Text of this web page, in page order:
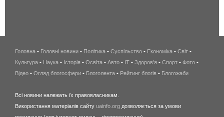
беспроводной
интернет
киев
wimax
Головна • Головні новини • Політика • Суспільство • Економіка • Світ •
Культура • Наука • Історія • Освіта • Авто • IT • Здоров'я • Спорт • Фото •
Відео • Огляд блогосфери • Блоголента • Рейтинг блогів • Блогожаби
Всі новини належать їх правовласникам.
Використання матеріалів сайту uainfo.org дозволяється за умови